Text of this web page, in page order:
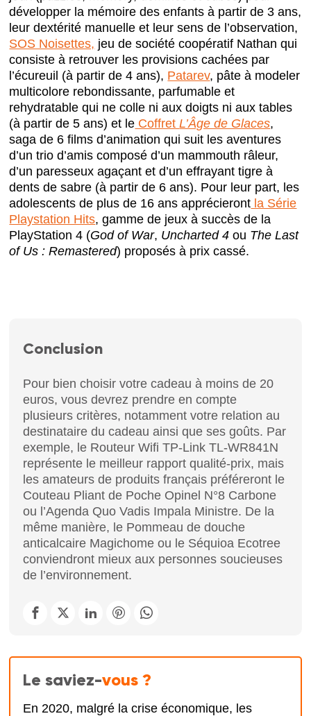
développer la mémoire des enfants à partir de 3 ans,
leur dextérité manuelle et leur sens de l’observation,
SOS Noisettes, jeu de société coopératif Nathan qui
consiste à retrouver les provisions cachées par
l’écureuil (à partir de 4 ans), Patarev, pâte à modeler
multicolore rebondissante, parfumable et
rehydratable qui ne colle ni aux doigts ni aux tables
(à partir de 5 ans) et le CoffretL’Âge de Glaces,
saga de 6 films d’animation qui suit les aventures
d’un trio d’amis composé d’un mammouth râleur,
d’un paresseux agaçant et d’un effrayant tigre à
dents de sabre (à partir de 6 ans). Pour leur part, les
adolescents de plus de 16 ans apprécieront la Série
Playstation Hits, gamme de jeux à succès de la
PlayStation 4 (God of War, Uncharted 4 ou The Last
of Us : Remastered) proposés à prix cassé.
Conclusion
Pour bien choisir votre cadeau à moins de 20
euros, vous devrez prendre en compte
plusieurs critères, notamment votre relation au
destinataire du cadeau ainsi que ses goûts. Par
exemple, le Routeur Wifi TP-Link TL-WR841N
représente le meilleur rapport qualité-prix, mais
les amateurs de produits français préféreront le
Couteau Pliant de Poche Opinel N°8 Carbone
ou l’Agenda Quo Vadis Impala Ministre. De la
même manière, le Pommeau de douche
anticalcaire Magichome ou le Séquioa Ecotree
conviendront mieux aux personnes soucieuses
de l’environnement.
Le saviez-vous ?
En 2020, malgré la crise économique, les